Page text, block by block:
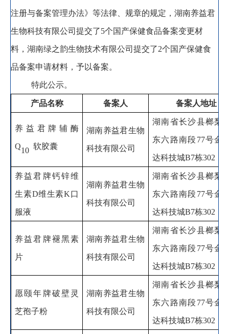
注册与备案管理办法》等法律、规章的规定 ， 湖南养益君
生物科技有限公司 提交了5个国产保健食品备案变更材
料 ， 湖南绿之韵生物技术有限公司 提交了2个国产保健食
品备案申请材料 ， 予以备案。
特此公示。
产品名称 备案人 备案人地址
养益君牌辅酶
Q10 软胶囊
湖南养益君生物
科技有限公司
湖南省长沙县榔梨
东六路南段77号金
达科技城B7栋302
养益君牌钙锌维
生素D维生素K口
服液
湖南养益君生物
科技有限公司
湖南省长沙县榔梨
东六路南段77号金
达科技城B7栋302
养益君牌褪黑素
片
湖南养益君生物
科技有限公司
湖南省长沙县榔梨
东六路南段77号金
达科技城B7栋302
愿颐年牌破壁灵
芝孢子粉
湖南养益君生物
科技有限公司
湖南省长沙县榔梨
东六路南段77号金
达科技城B7栋302